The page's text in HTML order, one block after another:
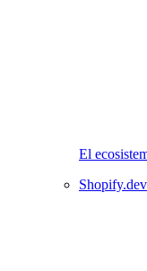
El
Shopify.dev